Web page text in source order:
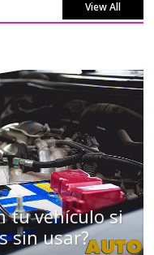
View All
Motos Movilidad
destino de
región